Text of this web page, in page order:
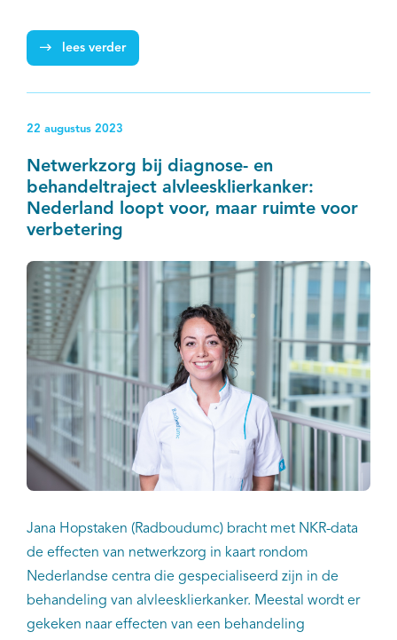
lees verder
22 augustus 2023
Netwerkzorg bij diagnose- en
behandeltraject alvleesklierkanker:
Nederland loopt voor, maar ruimte voor
verbetering
Jana Hopstaken (Radboudumc) bracht met NKR-data
de effecten van netwerkzorg in kaart rondom
Nederlandse centra die gespecialiseerd zijn in de
behandeling van alvleesklierkanker. Meestal wordt er
gekeken naar effecten van een behandeling